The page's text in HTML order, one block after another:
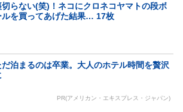
切らない(笑)！ネコにクロネコヤマトの段ボ
ルを買ってあげた結果… 17枚
だ泊まるのは卒業。大人のホテル時間を贅沢
PR(アメリカン・エキスプレス・ジャパン)